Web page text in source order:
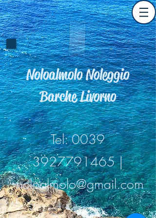
Noloalmolo Noleggio
Barche Livorno
Tel:0039
3927791465|
noloalmolo@gmail.com